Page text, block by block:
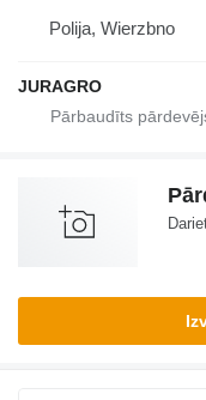
Polija, Wierzbno
JURAGRO